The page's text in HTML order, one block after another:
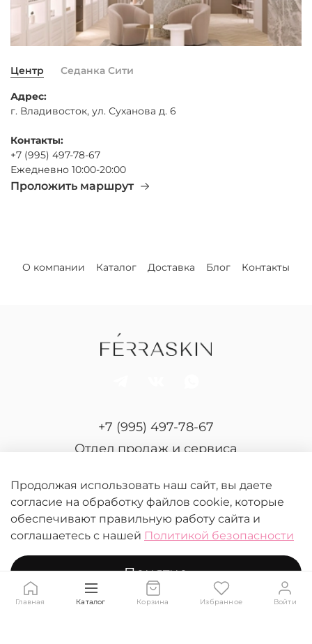
Центр Седанка Сити
Адрес:
г. Владивосток, ул. Суханова д. 6
Контакты:
+7 (995) 497-78-67
Ежедневно 10:00-20:00
Проложить маршрут
О компании Каталог Доставка Блог Контакты
+7 (995) 497-78-67
Отдел продаж и сервиса
© 2026 FERRASKIN.
Любое использование контента без письменного
разрешения запрещено
Продолжая использовать наш сайт, вы даете
согласие на обработку файлов cookie, которые
обеспечивают правильную работу сайта и
соглашаетесь с нашей Политикой безопасности
Понятно
Главная Каталог Корзина Избранное Войти